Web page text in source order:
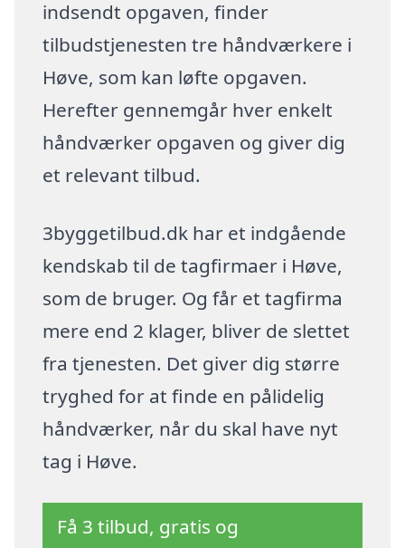
indsendt opgaven, finder
tilbudstjenesten tre håndværkere i
Høve, som kan løfte opgaven.
Herefter gennemgår hver enkelt
håndværker opgaven og giver dig
et relevant tilbud.
3byggetilbud.dk har et indgående
kendskab til de tagfirmaer i Høve,
som de bruger. Og får et tagfirma
mere end 2 klager, bliver de slettet
fra tjenesten. Det giver dig større
tryghed for at finde en pålidelig
håndværker, når du skal have nyt
tag i Høve.
Få 3 tilbud, gratis og